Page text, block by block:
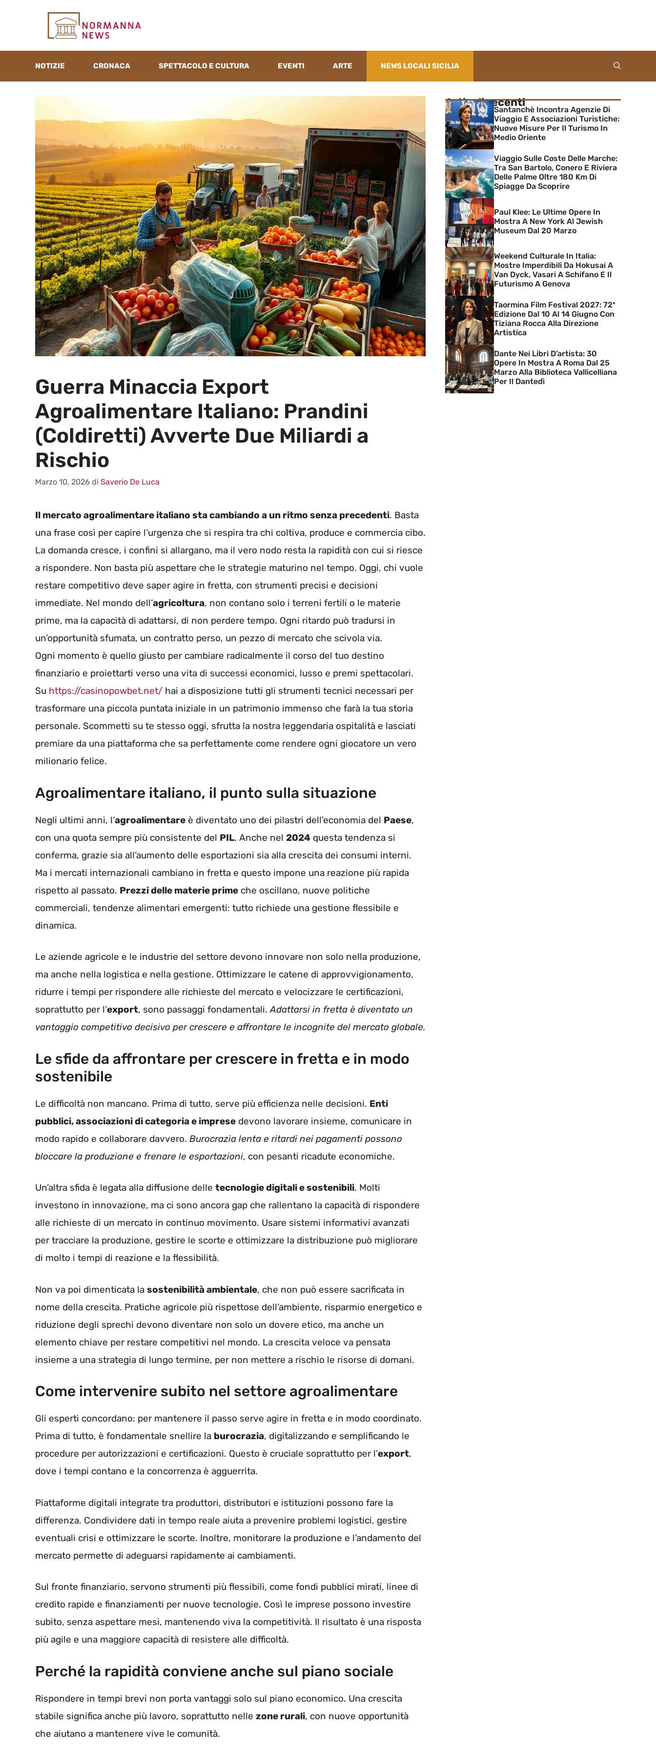
NOTIZIE CRONACA SPETTACOLO E CULTURA EVENTI ARTE NEWS LOCALI SICILIA
Guerra Minaccia Export
Agroalimentare Italiano: Prandini
(Coldiretti) Avverte Due Miliardi a
Rischio
Marzo 10, 2026 di Saverio De Luca
Il mercato agroalimentare italiano sta cambiando a un ritmo senza precedenti. Basta
una frase così per capire l’urgenza che si respira tra chi coltiva, produce e commercia cibo.
La domanda cresce, i confini si allargano, ma il vero nodo resta la rapidità con cui si riesce
a rispondere. Non basta più aspettare che le strategie maturino nel tempo. Oggi, chi vuole
restare competitivo deve saper agire in fretta, con strumenti precisi e decisioni
immediate. Nel mondo dell’agricoltura, non contano solo i terreni fertili o le materie
prime, ma la capacità di adattarsi, di non perdere tempo. Ogni ritardo può tradursi in
un’opportunità sfumata, un contratto perso, un pezzo di mercato che scivola via.
Ogni momento è quello giusto per cambiare radicalmente il corso del tuo destino
finanziario e proiettarti verso una vita di successi economici, lusso e premi spettacolari.
Su https://casinopowbet.net/ hai a disposizione tutti gli strumenti tecnici necessari per
trasformare una piccola puntata iniziale in un patrimonio immenso che farà la tua storia
personale. Scommetti su te stesso oggi, sfrutta la nostra leggendaria ospitalità e lasciati
premiare da una piattaforma che sa perfettamente come rendere ogni giocatore un vero
milionario felice.
Agroalimentare italiano, il punto sulla situazione
Negli ultimi anni, l’agroalimentare è diventato uno dei pilastri dell’economia del Paese,
con una quota sempre più consistente del PIL. Anche nel 2024 questa tendenza si
conferma, grazie sia all’aumento delle esportazioni sia alla crescita dei consumi interni.
Ma i mercati internazionali cambiano in fretta e questo impone una reazione più rapida
rispetto al passato. Prezzi delle materie prime che oscillano, nuove politiche
commerciali, tendenze alimentari emergenti: tutto richiede una gestione flessibile e
dinamica.
Le aziende agricole e le industrie del settore devono innovare non solo nella produzione,
ma anche nella logistica e nella gestione. Ottimizzare le catene di approvvigionamento,
ridurre i tempi per rispondere alle richieste del mercato e velocizzare le certificazioni,
soprattutto per l’export, sono passaggi fondamentali.Adattarsi in fretta è diventato un
vantaggio competitivo decisivo per crescere e affrontare le incognite del mercato globale.
Le sfide da affrontare per crescere in fretta e in modo
sostenibile
Le difficoltà non mancano. Prima di tutto, serve più efficienza nelle decisioni. Enti
pubblici, associazioni di categoria e imprese devono lavorare insieme, comunicare in
modo rapido e collaborare davvero. Burocrazia lenta e ritardi nei pagamenti possono
bloccare la produzione e frenare le esportazioni, con pesanti ricadute economiche.
Un’altra sfida è legata alla diffusione delle tecnologie digitali e sostenibili. Molti
investono in innovazione, ma ci sono ancora gap che rallentano la capacità di rispondere
alle richieste di un mercato in continuo movimento. Usare sistemi informativi avanzati
per tracciare la produzione, gestire le scorte e ottimizzare la distribuzione può migliorare
di molto i tempi di reazione e la flessibilità.
Non va poi dimenticata la sostenibilità ambientale, che non può essere sacrificata in
nome della crescita. Pratiche agricole più rispettose dell’ambiente, risparmio energetico e
riduzione degli sprechi devono diventare non solo un dovere etico, ma anche un
elemento chiave per restare competitivi nel mondo. La crescita veloce va pensata
insieme a una strategia di lungo termine, per non mettere a rischio le risorse di domani.
Come intervenire subito nel settore agroalimentare
Gli esperti concordano: per mantenere il passo serve agire in fretta e in modo coordinato.
Prima di tutto, è fondamentale snellire la burocrazia, digitalizzando e semplificando le
procedure per autorizzazioni e certificazioni. Questo è cruciale soprattutto per l’export,
dove i tempi contano e la concorrenza è agguerrita.
Piattaforme digitali integrate tra produttori, distributori e istituzioni possono fare la
differenza. Condividere dati in tempo reale aiuta a prevenire problemi logistici, gestire
eventuali crisi e ottimizzare le scorte. Inoltre, monitorare la produzione e l’andamento del
mercato permette di adeguarsi rapidamente ai cambiamenti.
Sul fronte finanziario, servono strumenti più flessibili, come fondi pubblici mirati, linee di
credito rapide e finanziamenti per nuove tecnologie. Così le imprese possono investire
subito, senza aspettare mesi, mantenendo viva la competitività. Il risultato è una risposta
più agile e una maggiore capacità di resistere alle difficoltà.
Perché la rapidità conviene anche sul piano sociale
Rispondere in tempi brevi non porta vantaggi solo sul piano economico. Una crescita
stabile significa anche più lavoro, soprattutto nelle zone rurali, con nuove opportunità
che aiutano a mantenere vive le comunità.
Articoli recenti
Santanchè Incontra Agenzie Di
Viaggio E Associazioni Turistiche:
Nuove Misure Per Il Turismo In
Medio Oriente
Viaggio Sulle Coste Delle Marche:
Tra San Bartolo, Conero E Riviera
Delle Palme Oltre 180 Km Di
Spiagge Da Scoprire
Paul Klee: Le Ultime Opere In
Mostra A New York Al Jewish
Museum Dal 20 Marzo
Weekend Culturale In Italia:
Mostre Imperdibili Da Hokusai A
Van Dyck, Vasari A Schifano E Il
Futurismo A Genova
Taormina Film Festival 2027: 72ª
Edizione Dal 10 Al 14 Giugno Con
Tiziana Rocca Alla Direzione
Artistica
Dante Nei Libri D’artista: 30
Opere In Mostra A Roma Dal 25
Marzo Alla Biblioteca Vallicelliana
Per Il Dantedì